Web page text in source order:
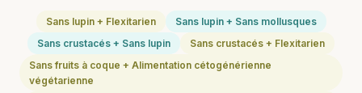
Sans lupin + Flexitarien
Sans lupin + Sans mollusques
Sans crustacés + Sans lupin
Sans crustacés + Flexitarien
Sans fruits à coque + Alimentation cétogénérienne
végétarienne